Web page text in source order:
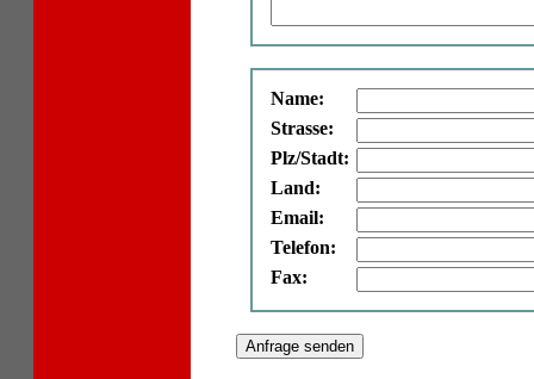
Name:
Strasse:
Plz/Stadt:
Land:
Email:
Telefon:
Fax: